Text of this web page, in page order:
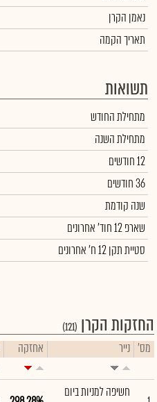
נאמן הקרן
תאריך הקמה
תשואות
מתחילת החודש
מתחילת השנה
12 חודשים
36 חודשים
שנה קודמת
שארפ 12 חוד' אחרונים
סטיית תקן 12 ח' אחרונים
החזקות הקרן (121)
מס' נייר אחזקה
חשיפה למניות ביום